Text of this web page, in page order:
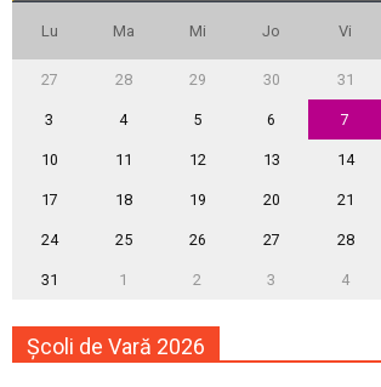
Lu Ma Mi Jo Vi
27 28 29 30 31
3 4 5 6 7
10 11 12 13 14
17 18 19 20 21
24 25 26 27 28
31 1 2 3 4
Școli de Vară 2026